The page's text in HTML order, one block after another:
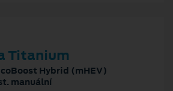
Titanium
Hybrid (mHEV)
manuální